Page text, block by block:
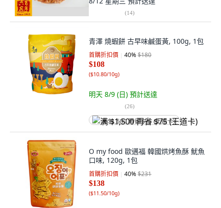
(14)
青澤 燒蝦餅 古早味鹹蛋黃, 100g, 1包
首購折扣價 40%$180
$108
($10.80/10g)
明天 8/9 (日) 預計送達
(26)
满 $1,500 再省 $75 (王道卡)
O my food 歐邁福 韓國烘烤魚酥 魷魚
口味, 120g, 1包
首購折扣價 40%$231
$138
($11.50/10g)